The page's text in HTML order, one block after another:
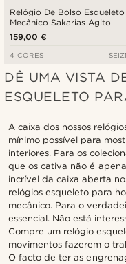
Relógio De Bolso Esqueleto
Mecânico Sakarias Agito
159,00 €
4 CORES
DÊ UMA VISTA
ESQUELETO
A caixa dos nossos
mínimo possível para
interiores. Para os
que os cativa não é
incrível da caixa aberta
relógios esqueleto para
mecânico. Para o
essencial. Não está
Compre um relógio
movimentos fazerem o
O facto de ter as